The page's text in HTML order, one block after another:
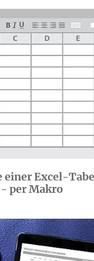
einer Excel-
per Makro